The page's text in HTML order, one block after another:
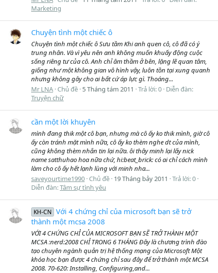
Marketing
Chuyện tình một chiếc ô
Chuyện tình một chiếc ô Sưu tầm Khi anh quen cô, cô đã có ý
trung nhân. Và vì yêu nên anh không muốn khuấy động cuộc
sống riêng tư của cô. Anh chỉ âm thầm ở bên, lặng lẽ quan tâm,
giống như một không gian vô hình vậy, luôn tồn tại xung quanh
nhưng không gây cho ai bất cứ áp lực gì. Thoáng...
Mr LNA Chủ đề 5 Tháng tám 2011 Trả lời: 0 Diễn đàn:
Truyện chữ
cần một lời khuyên
mình đang thik một cô bạn, nhưng mà cô ấy ko thik mình, giờ cô
ấy còn tránh mặt mình nữa, cô ấy ko thèm nghe dt của mình,
cũng không thèm nhắn tin lại nữa. ôi thây minh lại lấy nick
name satthuhao hoa nữa chứ, hi:beat_brick: có ai chỉ cách mình
làm cho cô ấy hết lạnh lùng với minh nha...
saveyourtime1990 Chủ đề 19 Tháng bảy 2011
Trả lời: 0
Diễn đàn:Tâm sự tình yêu
KH-CN
Với 4 chứng chỉ của microsoft bạn sẽ trở
thành một mcsa 2008
VỚI 4 CHỨNG CHỈ CỦA MICROSOFT BẠN SẼ TRỞ THÀNH MỘT
MCSA :nerd:2008 CHỈ TRONG 6 THÁNG Đây là chương trình đào
tạo chuyên ngành quản trị hệ thống mạng của Microsoft Một
khóa học bạn được 4 chứng chỉ sau đây để trở thành một MCSA
2008. 70-620: Installing, Configuring,and...